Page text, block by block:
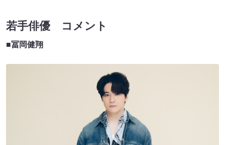
若手俳優 コメント
■冨岡健翔